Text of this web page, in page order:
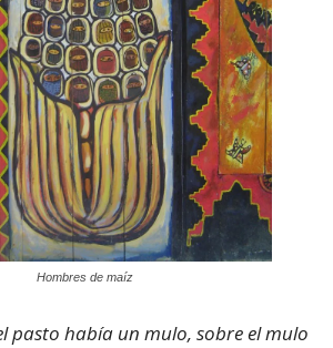
Hombres de maíz
pasto había un mulo, sobre el mulo